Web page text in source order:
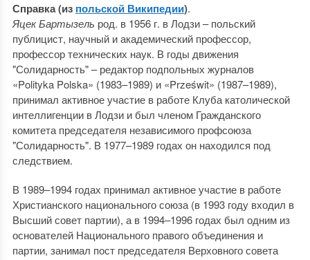
Справка (из польской Википедии).
Яцек Бартызель род. в 1956 г. в Лодзи – польский
публицист, научный и академический профессор,
профессор технических наук. В годы движения
"Солидарность" – редактор подпольных журналов
«Polityka Polska» (1983–1989) и «Prześwit» (1987–1989),
принимал активное участие в работе Клуба католической
интеллигенции в Лодзи и был членом Гражданского
комитета председателя независимого профсоюза
"Солидарность". В 1977–1989 годах он находился под
следствием.
В 1989–1994 годах принимал активное участие в работе
Христианского национального союза (в 1993 году входил в
Высший совет партии), а в 1994–1996 годах был одним из
основателей Национального правого объединения и
партии, занимал пост председателя Верховного совета